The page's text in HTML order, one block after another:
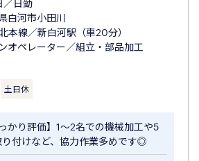
／日勤
白河市小田川
本線／新白河駅（車20分）
オペレーター／組立・部品加工
土日休
かり評価】1～2名での機械加工や5
り付けなど、協力作業多めです◎